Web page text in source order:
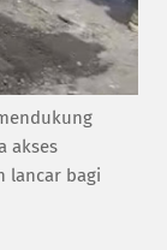
akses
lancar bagi